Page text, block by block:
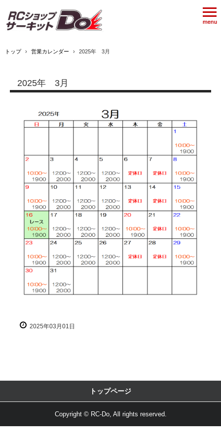
トップ › 営業カレンダー › 2025年 3月
2025年 3月
2025年03月01日
トップページ
Copyright © RC-Do, All rights reserved.